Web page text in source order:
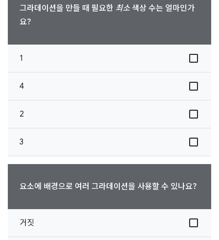
그라데이션을 만들 때 필요한 최소 색상 수는 얼마인가
요?
1
4
2
3
요소에 배경으로 여러 그라데이션을 사용할 수 있나요?
거짓